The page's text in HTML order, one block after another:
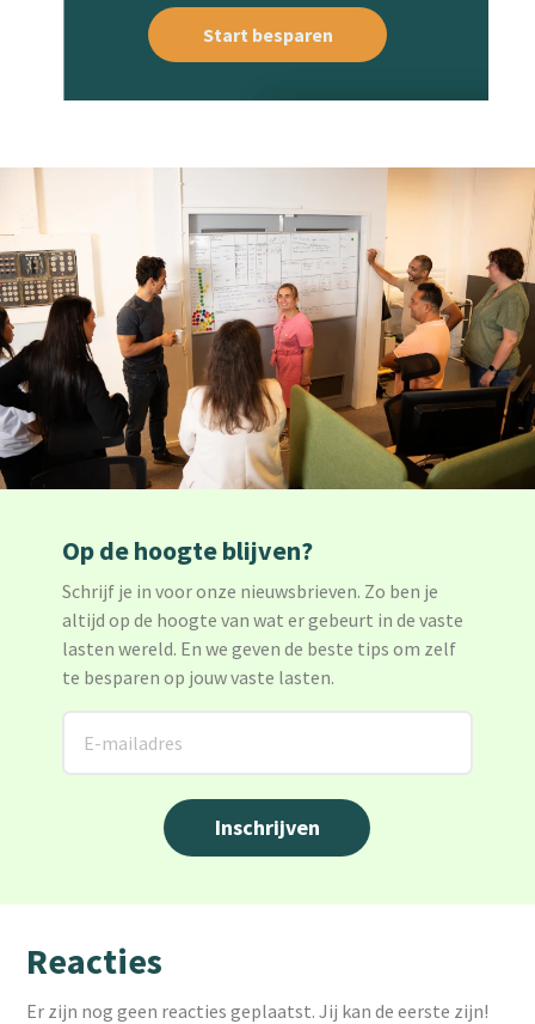
Start besparen
Op de hoogte blijven?
Schrijf je in voor onze nieuwsbrieven. Zo ben je
altijd op de hoogte van wat er gebeurt in de vaste
lasten wereld. En we geven de beste tips om zelf
te besparen op jouw vaste lasten.
Reacties
Er zijn nog geen reacties geplaatst. Jij kan de eerste zijn!